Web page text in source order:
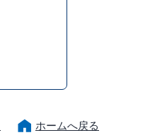
ホームへ戻る